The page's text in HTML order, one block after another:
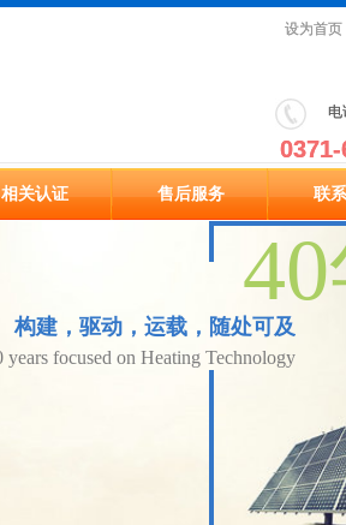
设为首页
设为首页
电
电
0371-
0371-
相关认证 售后服务 联
相关认证 售后服务 联
构建，驱动，运载，随处可及
years focused on Heating Technology
构建，驱动，运载，随处可及
years focused on Heating Technology